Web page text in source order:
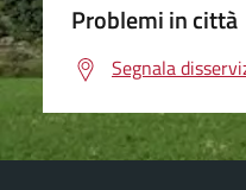
Problemi in città
Segnala